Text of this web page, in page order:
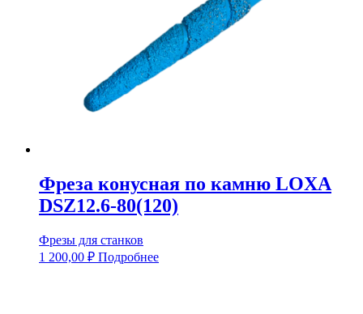
Фреза конусная по камню LOXA
DSZ12.6-80(120)
Фрезы для станков
1 200,00 ₽ Подробнее